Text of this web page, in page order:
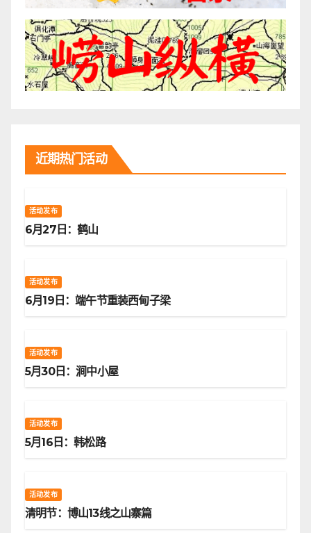
近期热门活动
活动发布
6月27日：鹤山
活动发布
6月19日：端午节重装西甸子梁
活动发布
5月30日：涧中小屋
活动发布
5月16日：韩松路
活动发布
清明节：博山13线之山寨篇